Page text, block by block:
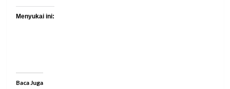
Menyukai ini:
Baca Juga